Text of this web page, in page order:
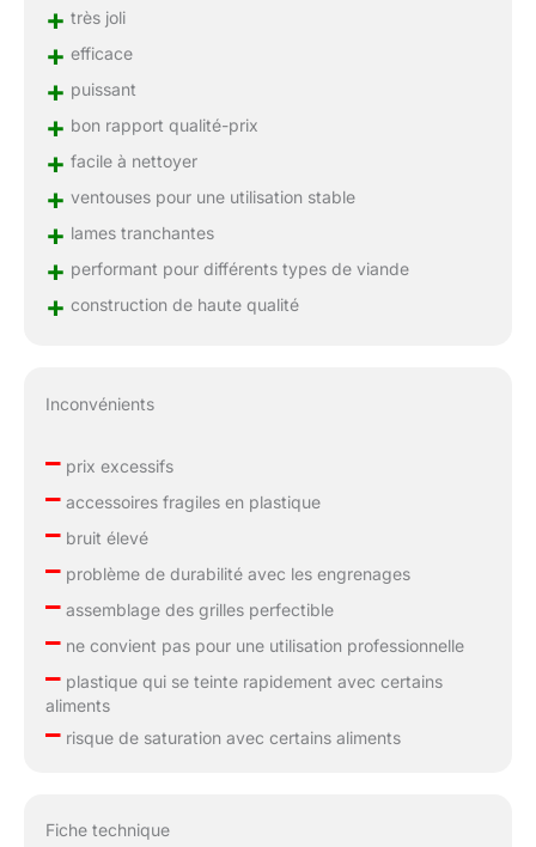
+ très joli
+ efficace
+ puissant
+ bon rapport qualité-prix
+ facile à nettoyer
+ ventouses pour une utilisation stable
+ lames tranchantes
+ performant pour différents types de viande
+ construction de haute qualité
Inconvénients
–prix excessifs
–accessoires fragiles en plastique
–bruit élevé
–problème de durabilité avec les engrenages
–assemblage des grilles perfectible
–ne convient pas pour une utilisation professionnelle
–plastique qui se teinte rapidement avec certains
aliments
–risque de saturation avec certains aliments
Fiche technique